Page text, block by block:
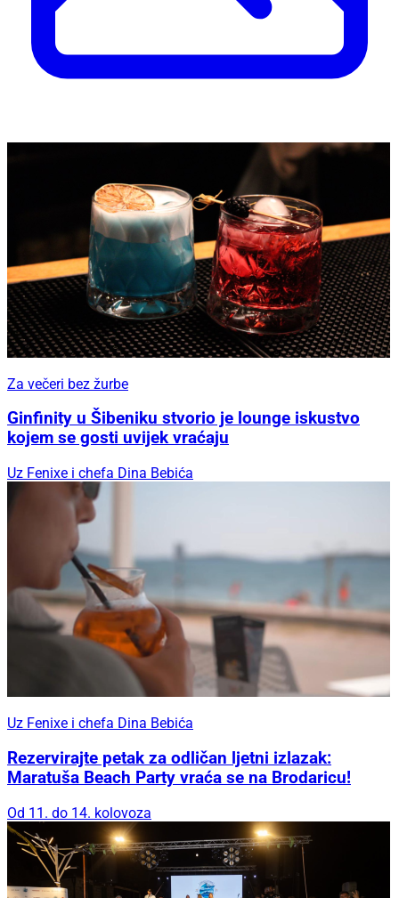
Za večeri bez žurbe
Ginfinity u Šibeniku stvorio je lounge iskustvo
kojem se gosti uvijek vraćaju
Uz Fenixe i chefa Dina Bebića
Uz Fenixe i chefa Dina Bebića
Rezervirajte petak za odličan ljetni izlazak:
Maratuša Beach Party vraća se na Brodaricu!
Od 11. do 14. kolovoza